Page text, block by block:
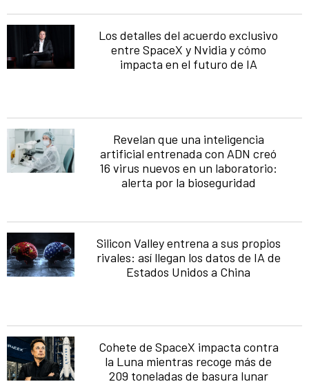
Los detalles del acuerdo exclusivo
entre SpaceX y Nvidia y cómo
impacta en el futuro de IA
Revelan que una inteligencia
artificial entrenada con ADN creó
16 virus nuevos en un laboratorio:
alerta por la bioseguridad
Silicon Valley entrena a sus propios
rivales: así llegan los datos de IA de
Estados Unidos a China
Cohete de SpaceX impacta contra
la Luna mientras recoge más de
209 toneladas de basura lunar